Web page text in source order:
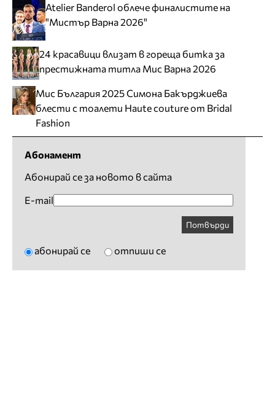
Atelier Banderol облече финалистите на
"Мистър Варна 2026"
24 красавици влизат в гореща битка за
престижната титла Мис Варна 2026
Мис България 2025 Симона Бакърджиева
блести с тоалети Haute couture от Bridal
Fashion
Абонамент
Абонирай се за новото в сайта
E-mail
Потвърди
абонирай се отпиши се